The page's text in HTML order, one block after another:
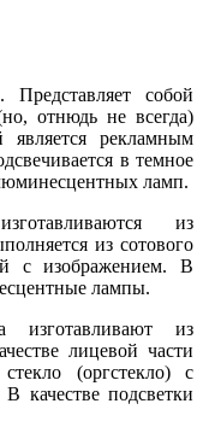
собой
отнюдь не всегда)
является рекламным
в темное
ламп.
из
из сотового
с изображением. В
лампы.
изготавливают из
лицевой части
(оргстекло) с
качестве подсветки